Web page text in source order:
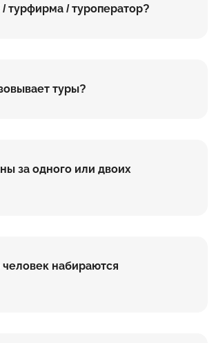
/ турфирма / туроператор?
туры?
за одного или двоих
человек набираются